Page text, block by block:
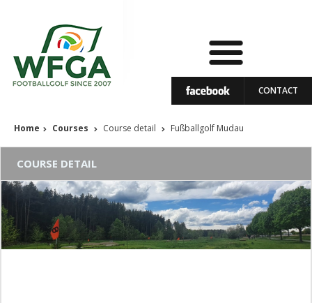
CONTACT
Home Courses Course detail Fußballgolf Mudau
COURSE DETAIL